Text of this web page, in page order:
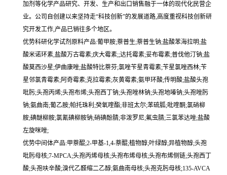
加剂等化学产品研究、开发、生产和出口销售融于一体的现代化民营企
业。公司自创建以来坚持走“科技创新”的发展道路,高度重视科技创新研
究开发工作,产品已销往多个地区。
优势科研化学试剂原料产品:葡甲胺;萘普生;萘普生钠;盐酸苯海拉明;盐
酸米诺环素,盐酸万古霉素;庆大霉素;;达托霉素;妥布霉素;普伐他汀钠;盐
酸莫西沙星;伊曲康唑;盐酸特比萘芬;氯唑苄星青霉素;苄星氯唑西林;苄
星邻氯青霉素;阿奇霉素;克拉霉素;灰黄霉素;氨甲环酸;传明酸;盐酸头孢
吡肟;头孢丙烯;头孢布烯;头孢西丁钠;头孢唑林钠;头孢地嗪钠;头孢唑肟
钠;氨曲南;葡乙胺;帕托珠利;癸氧喹酯;非班太尔;苯硫胍;吡喹酮;氯硝柳
胺;碘醚柳胺;氯氰碘柳胺钠;硝碘酚腈;非泼罗尼;氟虫腈;三氯苯达唑;盐酸
左旋咪唑;
优势中间体产品:甲萘醌;2-甲基-1,4-萘醌;植物醇;叶绿醇;异植物醇;头孢
吡肟母核;7-MPCA;头孢丙烯母核;头孢布烯母核;头孢布烯侧链;头孢西丁
酸;头孢呋辛酸;溴代乙醛缩二乙醇;氨曲南母核;头孢克肟母核;135-AVCA